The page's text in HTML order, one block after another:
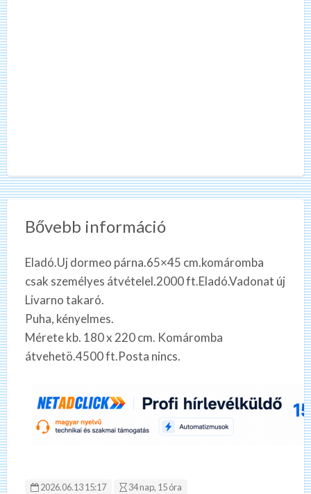
Bővebb információ
Eladó.Uj dormeo párna.65×45 cm.komáromba
csak személyes átvételel.2000 ft.Eladó.Vadonat új
Livarno takaró.
Puha, kényelmes.
Mérete kb. 180 x 220 cm. Komáromba
átvehetö.4500 ft.Posta nincs.
2026.06.13 15:17 34 nap, 15 óra